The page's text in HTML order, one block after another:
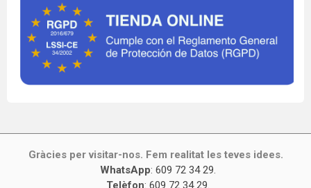
Gràcies per visitar-nos. Fem realitat les teves idees.
WhatsApp: 609 72 34 29.
Telèfon: 609 72 34 29.